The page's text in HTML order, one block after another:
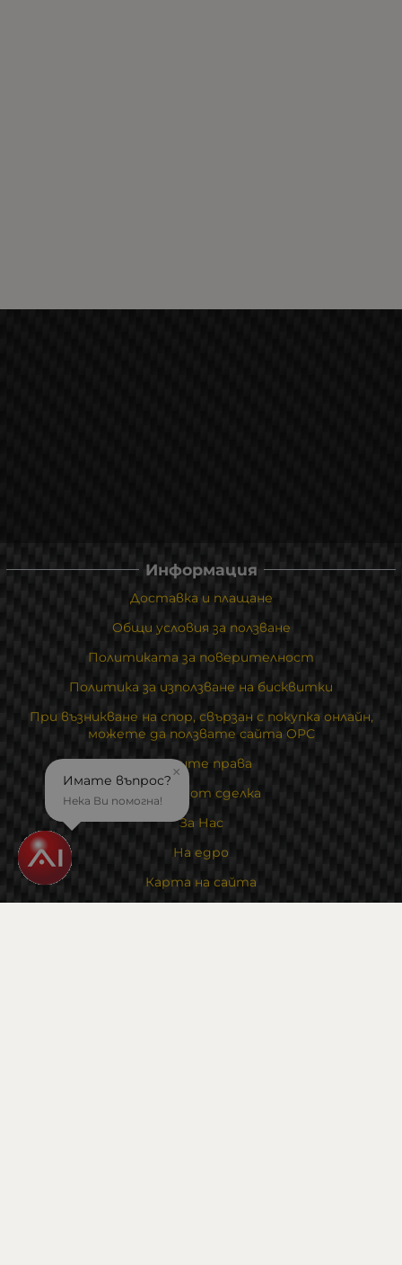
Информация
Доставка и плащане
Общи условия за ползване
Политиката за поверителност
Политика за използване на бисквитки
При възникване на спор, свързан с покупка онлайн,
можете да ползвате сайта ОРС
Вашите права
Отказ от сделка
За Нас
На едро
Карта на сайта
×
Имате въпрос?
Нека Ви помогна!